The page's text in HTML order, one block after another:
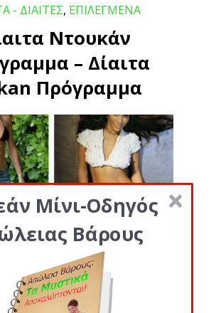
- ΔΙΑΙΤΕΣ, ΕΠΙΛΕΓΜΕΝΑ
Ντουκάν
– Δίαιτα
Πρόγραμμα
Posted By
ντουκάν και το πρόγραμμά της
Μίνι-Οδηγός
Βάρους